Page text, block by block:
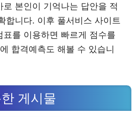
본인이 기억나는 답안을 적
합니다. 이후 풀서비스 사이트
표를 이용하면 빠르게 점수를
합격예측도 해볼 수 있습니
게시물